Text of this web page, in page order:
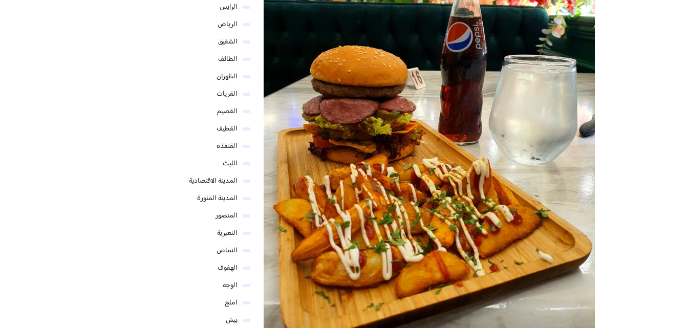
الرايس
الرياض
الشقيق
الطائف
الظهران
القريات
القصيم
القطيف
القنفذه
الليث
المدينة الاقتصادية
المدينة المنورة
المنصور
النعيرية
النماص
الهفوف
الوجه
املج
بيش